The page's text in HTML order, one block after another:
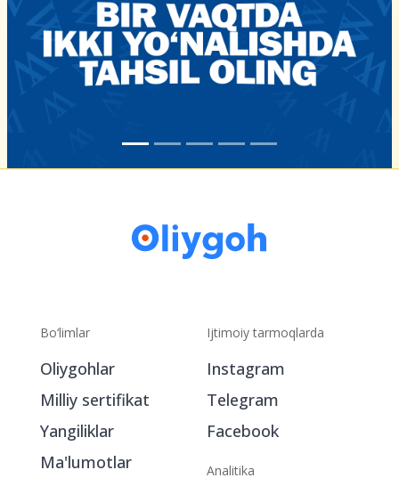
Bo‘limlar
Oliygohlar
Milliy sertifikat
Ijtimoiy tarmoqlarda
Instagram
Telegram